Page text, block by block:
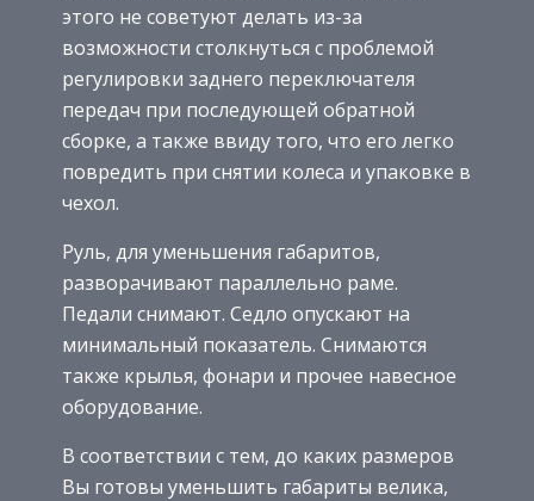
этого не советуют делать из-за
возможности столкнуться с проблемой
регулировки заднего переключателя
передач при последующей обратной
сборке, а также ввиду того, что его легко
повредить при снятии колеса и упаковке в
чехол.
Руль, для уменьшения габаритов,
разворачивают параллельно раме.
Педали снимают. Седло опускают на
минимальный показатель. Снимаются
также крылья, фонари и прочее навесное
оборудование.
В соответствии с тем, до каких размеров
Вы готовы уменьшить габариты велика,